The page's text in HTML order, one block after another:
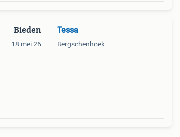
Bieden
18 mei 26
Tessa
Bergschenhoek